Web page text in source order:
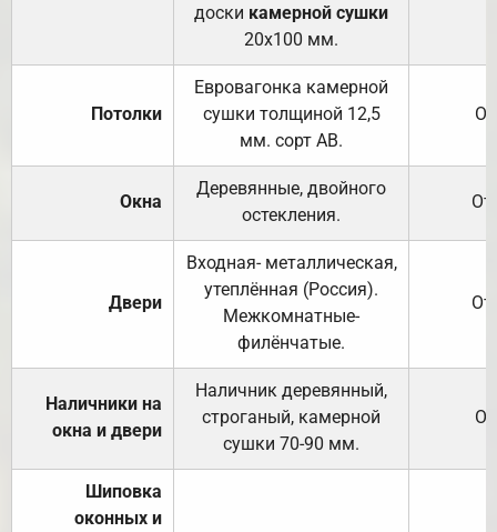
доски камерной сушки
20х100 мм.
Потолки
Евровагонка камерной
сушки толщиной 12,5
мм. сорт АВ.
Окна
Деревянные, двойного
остекления.
Двери
Входная- металлическая,
утеплённая (Россия).
Межкомнатные-
филёнчатые.
Наличники на
окна и двери
Наличник деревянный,
строганый, камерной
сушки 70-90 мм.
Шиповка
оконных и